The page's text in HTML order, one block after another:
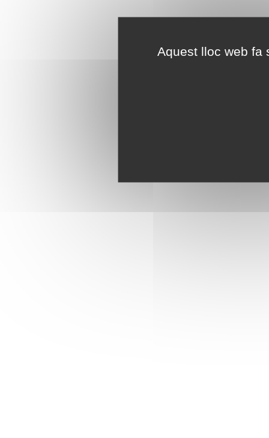
Aquest lloc web fa